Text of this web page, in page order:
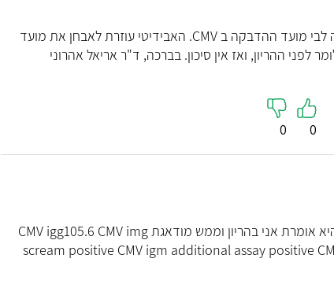
כאשר IGM חיובי או גבולי כמו אצלך, קיימת דילמה לבי מועד ההדבקה ב CMV. האבידיטי עוזרת לאבחן את מועד
ההריון, ואז אין סיכון. בברכה, ד"ר אריאל אהרוני
0
0
ערב טוב קיבלתי תשובה לcm v ורציתי לברר מה היא אומרת אני בהריון וממש מודאגת CMV igg105.6 CMV img
scream positive CMV igm additional assay positive
ווידאה כי הבנתי את התהליך. תודה לה"